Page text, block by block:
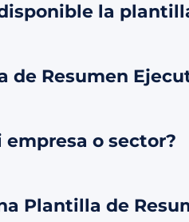
la
de Resumen
o sector?
Plantilla de